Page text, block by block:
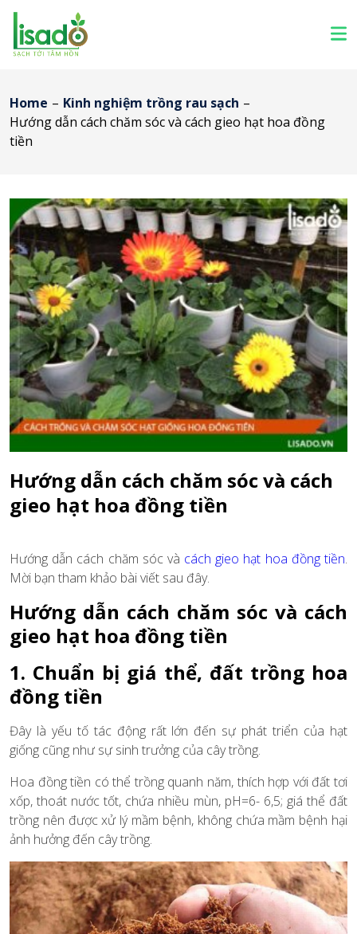
Home – Kinh nghiệm trồng rau sạch –
Hướng dẫn cách chăm sóc và cách gieo hạt hoa đồng
tiền
Hướng dẫn cách chăm sóc và cách
gieo hạt hoa đồng tiền
Hướng dẫn cách chăm sóc và cách gieo hạt hoa đồng tiền.
Mời bạn tham khảo bài viết sau đây.
Hướng dẫn cách chăm sóc và cách
gieo hạt hoa đồng tiền
1. Chuẩn bị giá thể, đất trồng hoa
đồng tiền
Đây là yếu tố tác động rất lớn đến sự phát triển của hạt
giống cũng như sự sinh trưởng của cây trồng.
Hoa đồng tiền có thể trồng quanh năm, thích hợp với đất tơi
xốp, thoát nước tốt, chứa nhiều mùn, pH=6- 6,5; giá thể đất
trồng nên được xử lý mầm bệnh, không chứa mầm bệnh hại
ảnh hưởng đến cây trồng.